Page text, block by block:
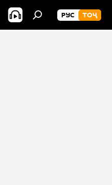
РУС ТОҶ